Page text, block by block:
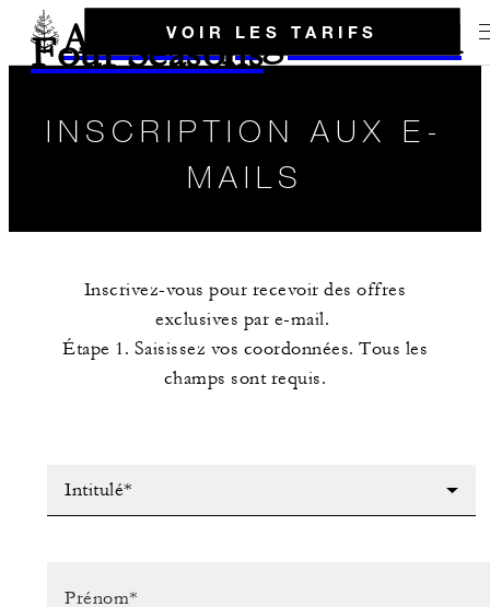
Aller à la page d'accueil
Four SeasonsVOIR LES TARIFS
INSCRIPTION AUX E-
MAILS
Inscrivez-vous pour recevoir des offres
exclusives par e-mail.
Étape 1. Saisissez vos coordonnées. Tous les
champs sont requis.
Intitulé*